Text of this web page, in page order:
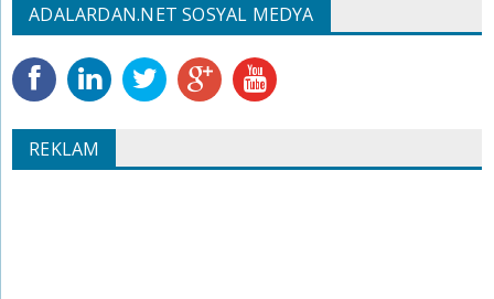
ADALARDAN.NET SOSYAL MEDYA
REKLAM